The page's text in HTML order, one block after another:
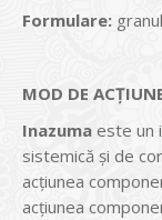
Formulare:
MOD DE
Inazuma este un
sistemică și de
acțiunea
acțiunea